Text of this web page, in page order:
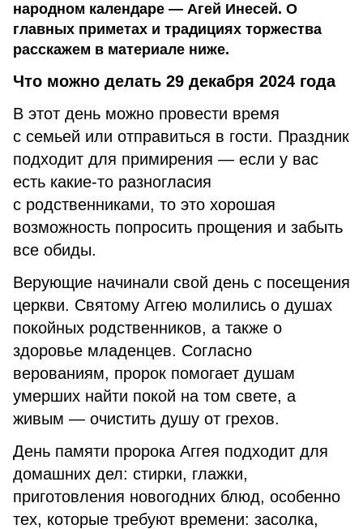
народном календаре — Агей Инесей. О
главных приметах и традициях торжества
расскажем в материале ниже.
Что можно делать 29 декабря 2024 года
В этот день можно провести время
с семьей или отправиться в гости. Праздник
подходит для примирения — если у вас
есть какие-то разногласия
с родственниками, то это хорошая
возможность попросить прощения и забыть
все обиды.
Верующие начинали свой день с посещения
церкви. Святому Аггею молились о душах
покойных родственников, а также о
здоровье младенцев. Согласно
верованиям, пророк помогает душам
умерших найти покой на том свете, а
живым — очистить душу от грехов.
День памяти пророка Аггея подходит для
домашних дел: стирки, глажки,
приготовления новогодних блюд, особенно
тех, которые требуют времени: засолка,